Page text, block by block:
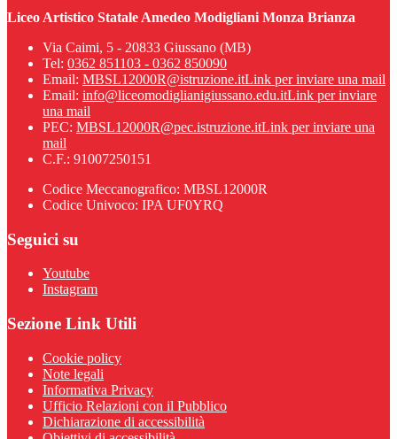
Liceo Artistico Statale Amedeo Modigliani Monza Brianza
Via Caimi, 5 - 20833 Giussano (MB)
Tel: 0362 851103 - 0362 850090
Email: MBSL12000R@istruzione.itLink per inviare una mail
Email: info@liceomodiglianigiussano.edu.itLink per inviare
una mail
PEC: MBSL12000R@pec.istruzione.itLink per inviare una
mail
C.F.: 91007250151
Codice Meccanografico: MBSL12000R
Codice Univoco: IPA UF0YRQ
Seguici su
Youtube
Instagram
Sezione Link Utili
Cookie policy
Note legali
Informativa Privacy
Ufficio Relazioni con il Pubblico
Dichiarazione di accessibilità